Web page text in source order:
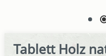
Tablett Holz